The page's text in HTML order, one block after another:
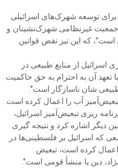
توسعه شهرک‌های اسرائیلی
جمعیت غیرنظامی شهرک‌نشینان و
که این نیز نقض قوانین
اسرائیل از منابع طبیعی در
آن به احترام به حق حاکمیت
شان ناسازگار است".
آب را اعمال کرده است.
ریزی تبعیض‌آمیز اسرائیل،
دیگر اشاره کرد و نتیجه‌ گیری
که اسرائیل بر فلسطینی‌ها در
کرده است، تبعیض
دین یا منشأ قومی است".